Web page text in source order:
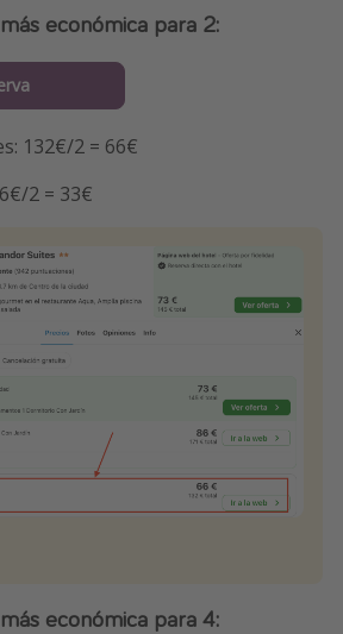
económica para 2:
132€/2 = 66€
2 = 33€
económica para 4: